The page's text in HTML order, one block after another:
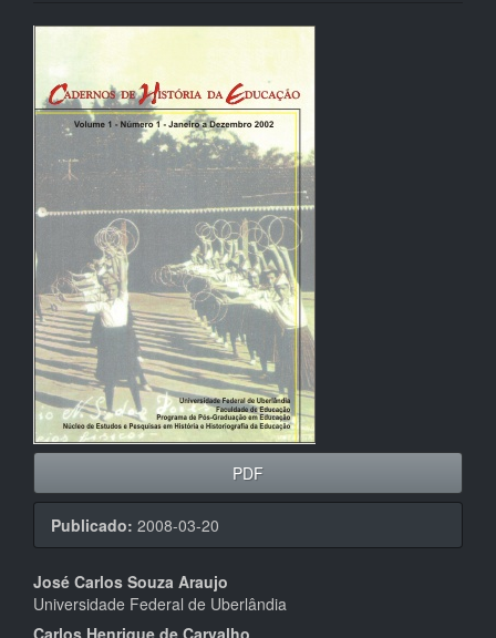
Barra
lateral
de
artigos
PDF
Publicado: 2008-03-20
Conteúdo
do
José Carlos Souza Araujo
Universidade Federal de Uberlândia
Carlos Henrique de Carvalho